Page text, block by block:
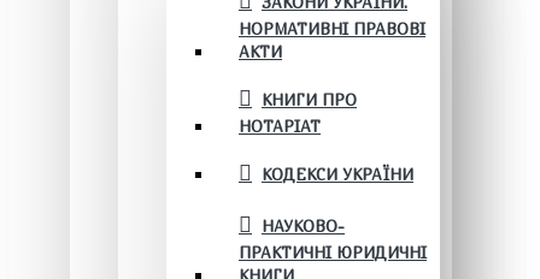
НОРМАТИВНІ ПРАВОВІ
АКТИ
КНИГИ ПРО
НОТАРІАТ
КОДЕКСИ УКРАЇНИ
НАУКОВО-
ПРАКТИЧНІ ЮРИДИЧНІ